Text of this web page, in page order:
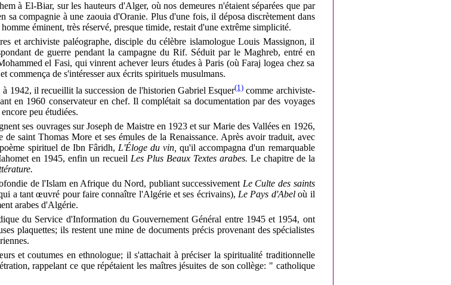
à El-Biar, sur les hauteurs d'Alger, où nos demeures n'étaient séparées que par
sa compagnie à une zaouia d'Oranie. Plus d'une fois, il déposa discrètement dans
éminent, très réservé, presque timide, restait d'une extrême simplicité.
et archiviste paléographe, disciple du célèbre islamologue Louis Massignon, il
de guerre pendant la campagne du Rif. Séduit par le Maghreb, entré en
el Fasi, qui vinrent achever leurs études à Paris (où Faraj logea chez sa
commença de s'intéresser aux écrits spirituels musulmans.
1942, il recueillit la succession de l'historien Gabriel Esquer(1)comme archiviste­
en 1960 conservateur en chef. Il complétait sa documentation par des voyages
peu étudiées.
ses ouvrages sur Joseph de Maistre en 1923 et sur Marie des Vallées en 1926,
de saint Thomas More et ses émules de la Renaissance. Après avoir traduit, avec
spirituel de Ibn Fâridh, L'Éloge du vin,qu'il accompagna d'un remarquable
en 1945, enfin un recueil Les Plus Beaux Textes arabes. Le chapitre de la
de l'Islam en Afrique du Nord, publiant successivement Le Culte des saints
a tant œuvré pour faire connaître l'Algérie et ses écrivains), Le Pays d'Abeloù il
arabes d'Algérie.
du Service d'Information du Gouvernement Général entre 1945 et 1954, ont
plaquettes; ils restent une mine de documents précis provenant des spécialistes
et coutumes en ethnologue; il s'attachait à préciser la spiritualité traditionnelle
rappelant ce que répétaient les maîtres jésuites de son collège: " catholique